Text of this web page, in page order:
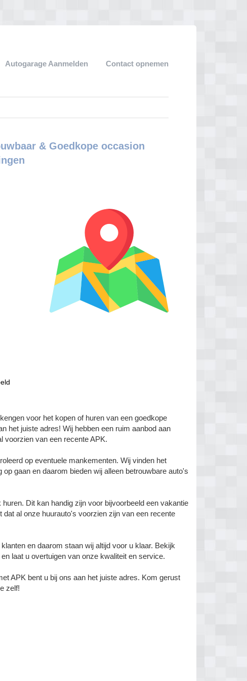
Autogarage Aanmelden Contact opnemen
& Goedkope occasion
voor het kopen of huren van een goedkope
het juiste adres! Wij hebben een ruim aanbod aan
voorzien van een recente APK.
op eventuele mankementen. Wij vinden het
gaan en daarom bieden wij alleen betrouwbare auto's
Dit kan handig zijn voor bijvoorbeeld een vakantie
al onze huurauto's voorzien zijn van een recente
en daarom staan wij altijd voor u klaar. Bekijk
laat u overtuigen van onze kwaliteit en service.
APK bent u bij ons aan het juiste adres. Kom gerust
zelf!